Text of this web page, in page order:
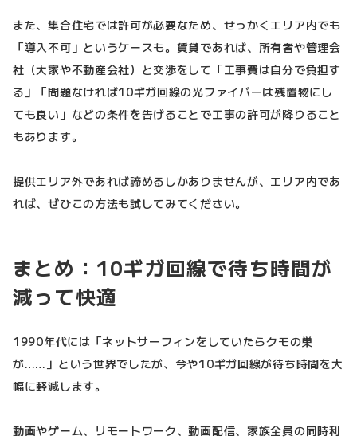
また、集合住宅では許可が必要なため、せっかくエリア内でも
「導入不可」というケースも。賃貸であれば、所有者や管理会
社（大家や不動産会社）と交渉をして「工事費は自分で負担す
る」「問題なければ10ギガ回線の光ファイバーは残置物にし
ても良い」などの条件を告げることで工事の許可が降りること
もあります。
提供エリア外であれば諦めるしかありませんが、エリア内であ
れば、ぜひこの方法も試してみてください。
まとめ：10ギガ回線で待ち時間が
減って快適
1990年代には「ネットサーフィンをしていたらクモの巣
が……」という世界でしたが、今や10ギガ回線が待ち時間を大
幅に軽減します。
動画やゲーム、リモートワーク、動画配信、家族全員の同時利